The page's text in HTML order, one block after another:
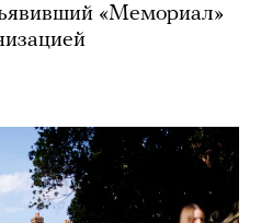
«Мемориал»